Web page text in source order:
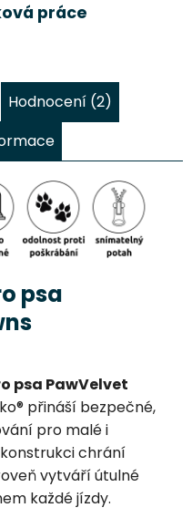
práce
Hodnocení (2)
psa
psa PawVelvet
přináší bezpečné,
pro malé i
chrání
vytváří útulné
každé jízdy.